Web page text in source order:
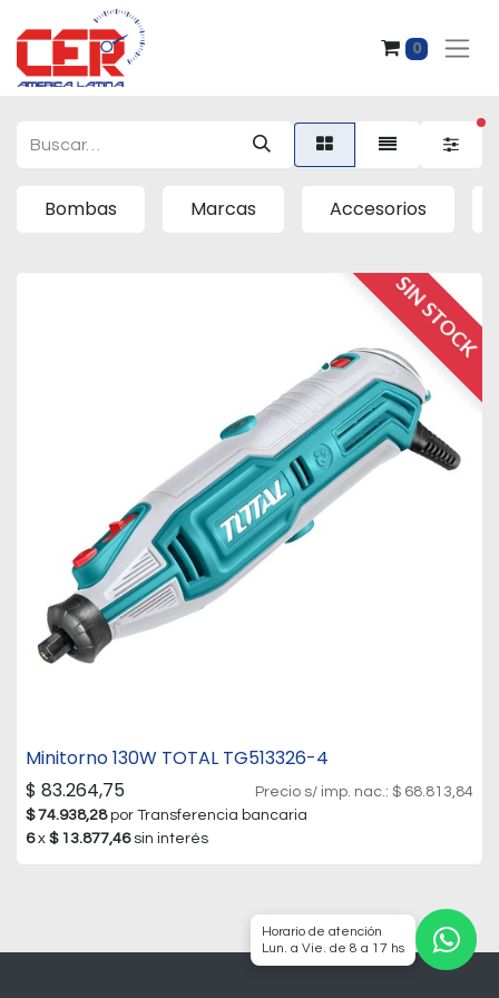
0
Bombas Marcas Accesorios
SIN STOCK
Minitorno 130W TOTAL TG513326-4
$ 83.264,75 Precio s/ imp. nac.: $ 68.813,84
$74.938,28 por Transferencia bancaria
6x $ 13.877,46 sin interés
Horario de atención
Lun. a Vie. de 8 a 17 hs